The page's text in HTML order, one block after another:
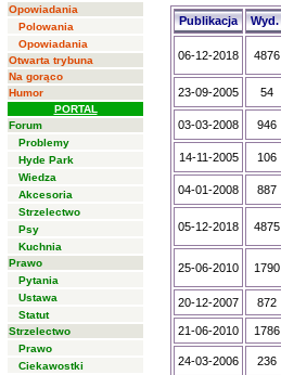
Opowiadania
Polowania
Opowiadania
Otwarta trybuna
Na gorąco
Humor
PORTAL
Forum
Problemy
Hyde Park
Wiedza
Akcesoria
Strzelectwo
Psy
Kuchnia
Prawo
Pytania
Ustawa
Statut
Strzelectwo
Prawo
Ciekawostki
Publikacja Wyd.
06-12-2018 4876
23-09-2005 54
03-03-2008 946
14-11-2005 106
04-01-2008 887
05-12-2018 4875
25-06-2010 1790
20-12-2007 872
21-06-2010 1786
24-03-2006 236